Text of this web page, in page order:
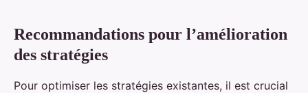
Recommandations pour l’amélioration
des stratégies
Pour optimiser les stratégies existantes, il est crucial